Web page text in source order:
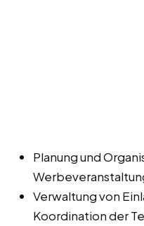
Planung und
Verwaltung von
Koordination der